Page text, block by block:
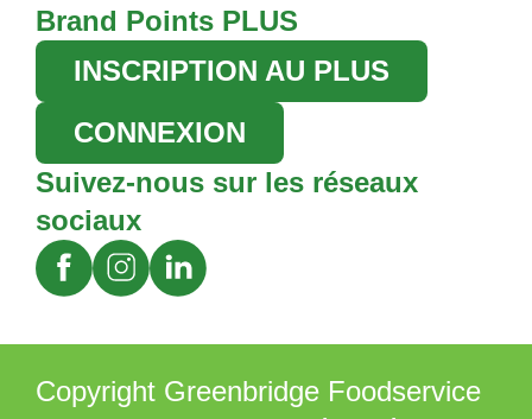
Brand Points PLUS
INSCRIPTION AU PLUS
CONNEXION
Suivez-nous sur les réseaux
sociaux
Copyright Greenbridge Foodservice